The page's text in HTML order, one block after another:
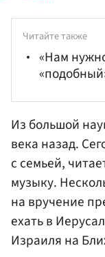
Читайте также
«Нам
Из большой
века назад.
с семьей,
музыку.
на вручение
ехать в
Израиля на